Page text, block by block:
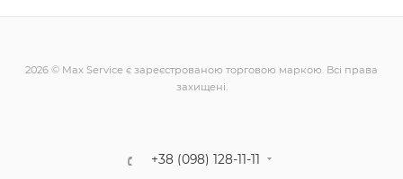
2026 © Max Service є зареєстрованою торговою маркою. Всі права
захищені.
+38 (098) 128-11-11